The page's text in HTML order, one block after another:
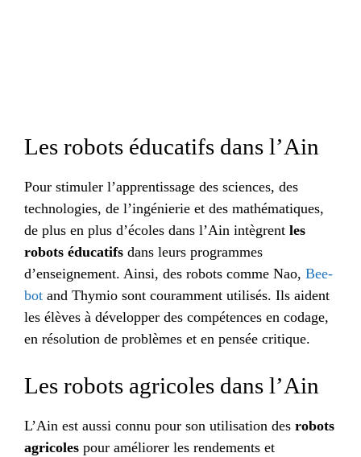
Les robots éducatifs dans l’Ain
Pour stimuler l’apprentissage des sciences, des
technologies, de l’ingénierie et des mathématiques,
de plus en plus d’écoles dans l’Ain intègrent les
robots éducatifs dans leurs programmes
d’enseignement. Ainsi, des robots comme Nao, Bee-
bot and Thymio sont couramment utilisés. Ils aident
les élèves à développer des compétences en codage,
en résolution de problèmes et en pensée critique.
Les robots agricoles dans l’Ain
L’Ain est aussi connu pour son utilisation des robots
agricoles pour améliorer les rendements et